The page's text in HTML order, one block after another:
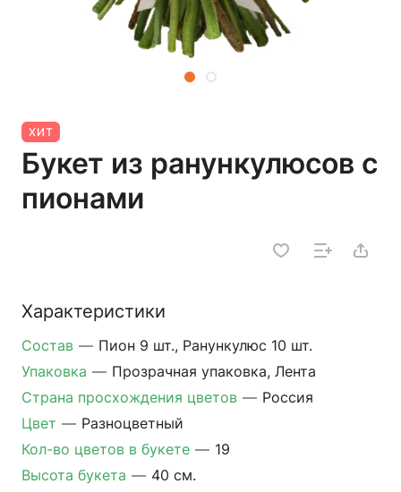
ХИТ
Букет из ранункулюсов с
пионами
Характеристики
Состав — Пион 9 шт., Ранункулюс 10 шт.
Упаковка — Прозрачная упаковка, Лента
Страна просхождения цветов — Россия
Цвет — Разноцветный
Кол-во цветов в букете — 19
Высота букета — 40 см.